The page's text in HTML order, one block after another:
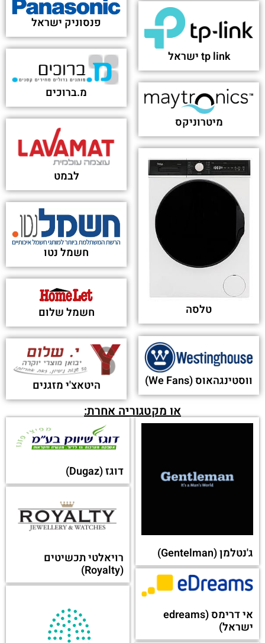
פנסוניק ישראל
tp link ישראל
מ.ברוכים
מיטרוניקס
לבמט
טלסה
חשמל נטו
חשמל שלום
ווסטינגהאוס (We Fans) היטאצ'י מזגנים
או מקטגוריה אחרת:
ג'נטלמן (Gentelman)
דוגז (Dugaz)
אי דרימס (edreams
ישראל)
רויאלטי תכשיטים
(Royalty)